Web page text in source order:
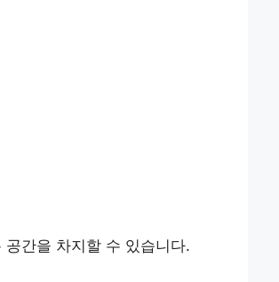
간을 차지할 수 있습니다.